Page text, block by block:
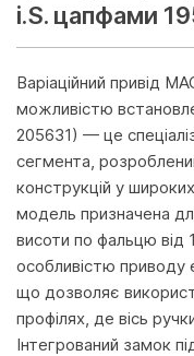
i.S. цапфами
Варіаційний привід
можливістю
205631) — це
сегмента,
конструкцій у
модель призначена
висоти по фальцю
особливістю
що дозволяє
профілях, де вісь
Інтегрований замок